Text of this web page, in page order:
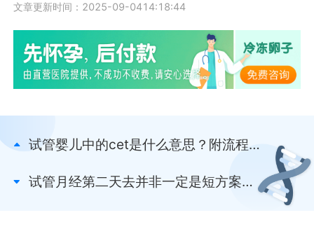
文章更新时间：2025-09-0414:18:44
试管婴儿中的cet是什么意思？附流程及
试管月经第二天去并非一定是短方案！